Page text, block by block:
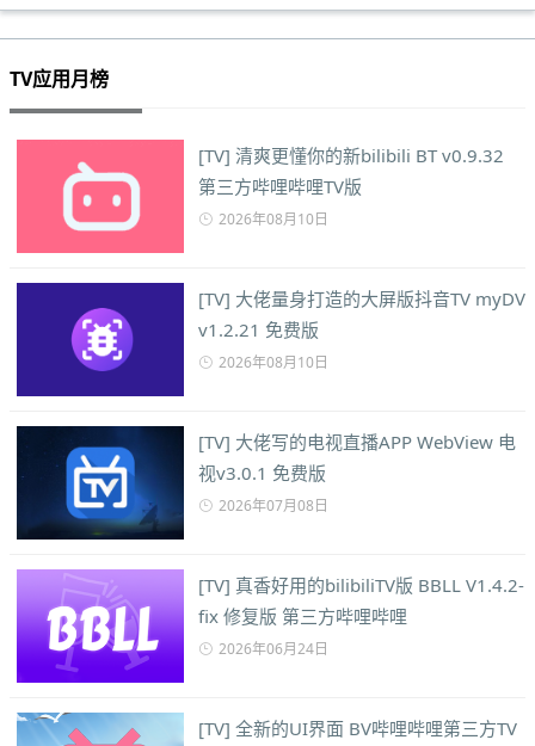
TV应用月榜
[TV] 清爽更懂你的新bilibili BT v0.9.32
第三方哔哩哔哩TV版
2026年08月10日
[TV] 大佬量身打造的大屏版抖音TV myDV
v1.2.21 免费版
2026年08月10日
[TV] 大佬写的电视直播APP WebView 电
视v3.0.1 免费版
2026年07月08日
[TV] 真香好用的bilibiliTV版 BBLL V1.4.2-
fix 修复版 第三方哔哩哔哩
2026年06月24日
[TV] 全新的UI界面 BV哔哩哔哩第三方TV